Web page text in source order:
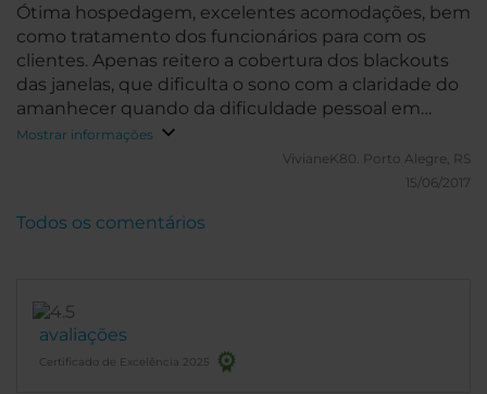
Ótima hospedagem, excelentes acomodações, bem
como tratamento dos funcionários para com os
clientes. Apenas reitero a cobertura dos blackouts
das janelas, que dificulta o sono com a claridade do
amanhecer quando da dificuldade pessoal em
dormir.
Mostrar informações
VivianeK80.
Porto Alegre, RS
15/06/2017
avaliações
Certificado de Excelência 2025
Todos os comentários